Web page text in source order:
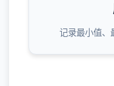
记录最小值、